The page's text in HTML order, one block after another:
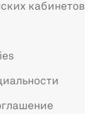
кабинетов